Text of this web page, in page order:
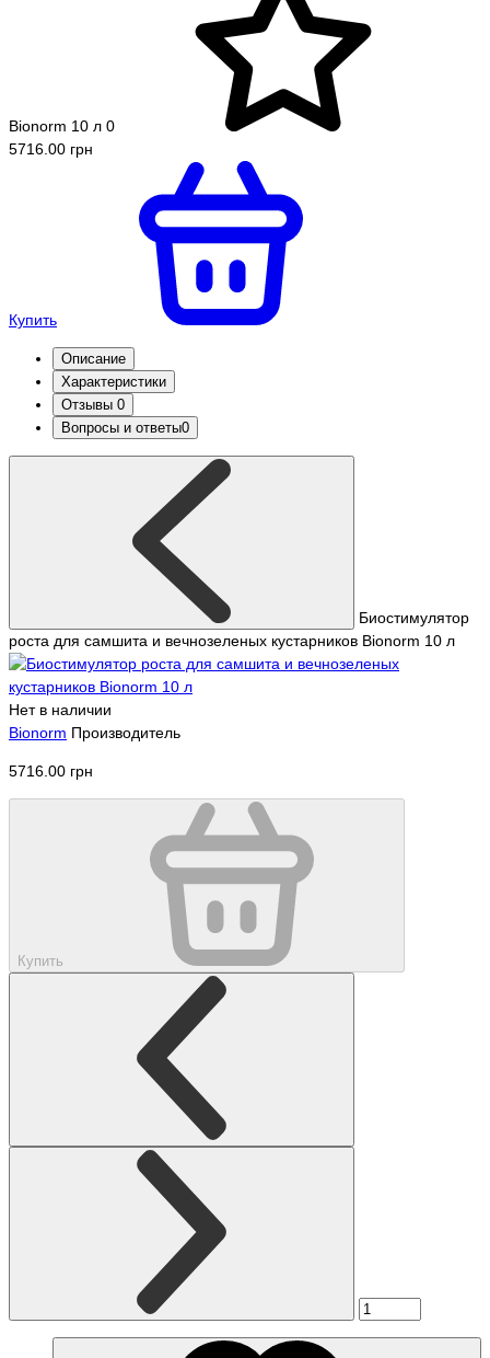
Bionorm 10 л 0
5716.00 грн
Купить
Описание
Характеристики
Отзывы 0
Вопросы и ответы0
Биостимулятор
роста для самшита и вечнозеленых кустарников Bionorm 10 л
Нет в наличии
Bionorm Производитель
5716.00 грн
Купить